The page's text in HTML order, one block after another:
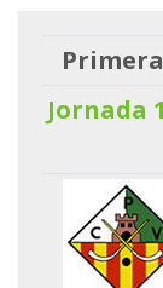
Jornada